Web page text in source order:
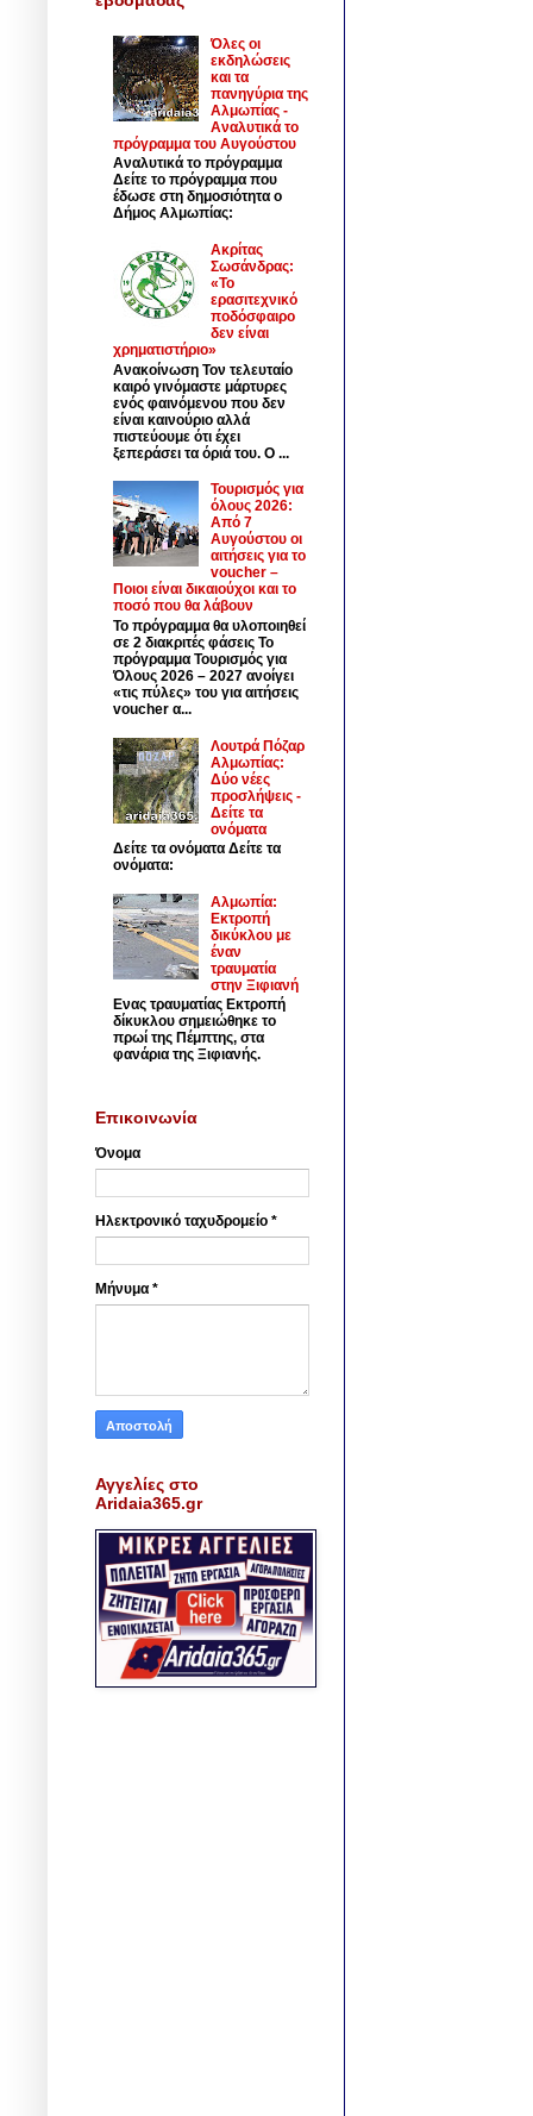
Όλες οι
εκδηλώσεις
και τα
πανηγύρια της
Αλμωπίας -
Αναλυτικά το
πρόγραμμα του Αυγούστου
Αναλυτικά το πρόγραμμα
Δείτε το πρόγραμμα που
έδωσε στη δημοσιότητα ο
Δήμος Αλμωπίας:
Ακρίτας
Σωσάνδρας:
«Το
ερασιτεχνικό
ποδόσφαιρο
δεν είναι
χρηματιστήριο»
Ανακοίνωση Τον τελευταίο
καιρό γινόμαστε μάρτυρες
ενός φαινόμενου που δεν
είναι καινούριο αλλά
πιστεύουμε ότι έχει
ξεπεράσει τα όριά του. Ο ...
Τουρισμός για
όλους 2026:
Από 7
Αυγούστου οι
αιτήσεις για το
voucher –
Ποιοι είναι δικαιούχοι και το
ποσό που θα λάβουν
Το πρόγραμμα θα υλοποιηθεί
σε 2 διακριτές φάσεις Το
πρόγραμμα Τουρισμός για
Όλους 2026 – 2027 ανοίγει
«τις πύλες» του για αιτήσεις
voucher α...
Λουτρά Πόζαρ
Αλμωπίας:
Δύο νέες
προσλήψεις -
Δείτε τα
ονόματα
Δείτε τα ονόματα Δείτε τα
ονόματα:
Αλμωπία:
Εκτροπή
δικύκλου με
έναν
τραυματία
στην Ξιφιανή
Ενας τραυματίας Εκτροπή
δίκυκλου σημειώθηκε το
πρωί της Πέμπτης, στα
φανάρια της Ξιφιανής.
Επικοινωνία
Όνομα
Ηλεκτρονικό ταχυδρομείο *
Μήνυμα *
Αγγελίες στο
Aridaia365.gr